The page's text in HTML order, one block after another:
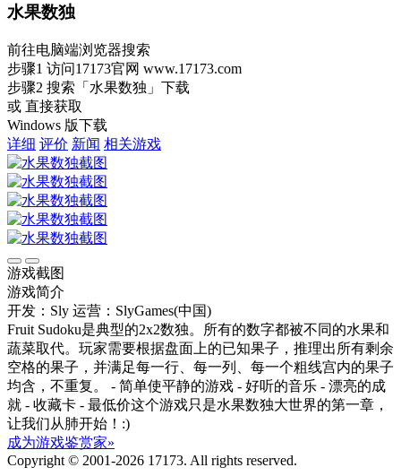
水果数独
前往电脑端浏览器搜索
步骤1 访问17173官网 www.17173.com
步骤2 搜索 「水果数独」 下载
或 直接获取
Windows 版下载
详细 评价 新闻 相关游戏
游戏截图
游戏简介
开发：Sly 运营：SlyGames(中国)
Fruit Sudoku是典型的2x2数独。所有的数字都被不同的水果和
蔬菜取代。玩家需要根据盘面上的已知果子，推理出所有剩余
空格的果子，并满足每一行、每一列、每一个粗线宫内的果子
均含，不重复。 - 简单使平静的游戏 - 好听的音乐 - 漂亮的成
就 - 收藏卡 - 最低价这个游戏只是水果数独大世界的第一章，
让我们从肺开始！:)
成为游戏鉴赏家»
Copyright © 2001-2026 17173. All rights reserved.